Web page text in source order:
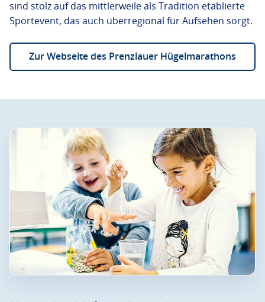
sind stolz auf das mittlerweile als Tradition etablierte
Sportevent, das auch überregional für Aufsehen sorgt.
Zur Webseite des Prenzlauer Hügelmarathons